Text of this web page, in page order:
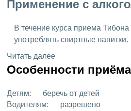
Применение с
В течение курса приема
употреблять спиртные напитки.
Читать далее
Особенности приёма
Детям:
беречь от детей
Водителям:
разрешено